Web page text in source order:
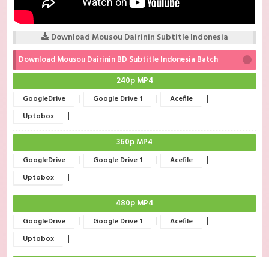
Download Mousou Dairinin Subtitle Indonesia
Download Mousou Dairinin BD Subtitle Indonesia Batch
240p MP4
GoogleDrive | Google Drive 1 | Acefile |
Uptobox |
360p MP4
GoogleDrive | Google Drive 1 | Acefile |
Uptobox |
480p MP4
GoogleDrive | Google Drive 1 | Acefile |
Uptobox |